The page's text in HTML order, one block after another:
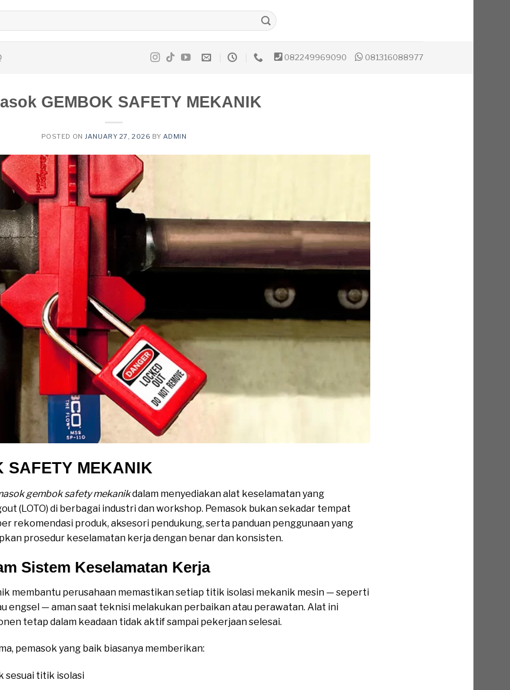
082249969090 081316088977
GEMBOK SAFETY MEKANIK
POSTED ON JANUARY 27, 2026 BY ADMIN
SAFETY MEKANIK
gembok safety mekanikdalam menyediakan alat keselamatan yang
(LOTO) di berbagai industri dan workshop. Pemasok bukan sekadar tempat
rekomendasi produk, aksesori pendukung, serta panduan penggunaan yang
prosedur keselamatan kerja dengan benar dan konsisten.
Sistem Keselamatan Kerja
membantu perusahaan memastikan setiap titik isolasi mekanik mesin — seperti
engsel — aman saat teknisi melakukan perbaikan atau perawatan. Alat ini
tetap dalam keadaan tidak aktif sampai pekerjaan selesai.
pemasok yang baik biasanya memberikan:
sesuai titik isolasi